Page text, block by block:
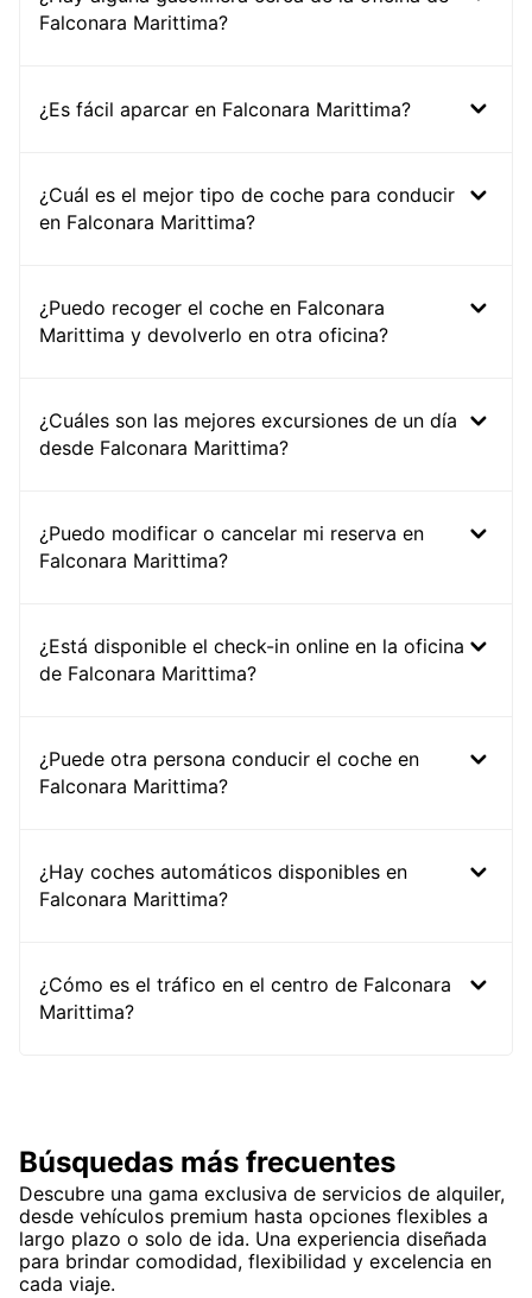
Falconara Marittima?
¿Es fácil aparcar en Falconara Marittima?
¿Cuál es el mejor tipo de coche para conducir
en Falconara Marittima?
¿Puedo recoger el coche en Falconara
Marittima y devolverlo en otra oficina?
¿Cuáles son las mejores excursiones de un día
desde Falconara Marittima?
¿Puedo modificar o cancelar mi reserva en
Falconara Marittima?
¿Está disponible el check-in online en la oficina
de Falconara Marittima?
¿Puede otra persona conducir el coche en
Falconara Marittima?
¿Hay coches automáticos disponibles en
Falconara Marittima?
¿Cómo es el tráfico en el centro de Falconara
Marittima?
Búsquedas más frecuentes
Descubre una gama exclusiva de servicios de alquiler,
desde vehículos premium hasta opciones flexibles a
largo plazo o solo de ida. Una experiencia diseñada
para brindar comodidad, flexibilidad y excelencia en
cada viaje.